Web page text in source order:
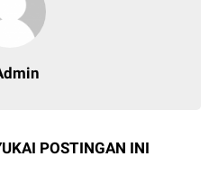
POSTINGAN INI